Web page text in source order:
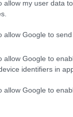
allow my user data
allow Google to
allow Google to
identifiers in
allow Google to
végre
Robin Wright
és
tartják. Ezzel
minket is beránt
vagyis...
alatt